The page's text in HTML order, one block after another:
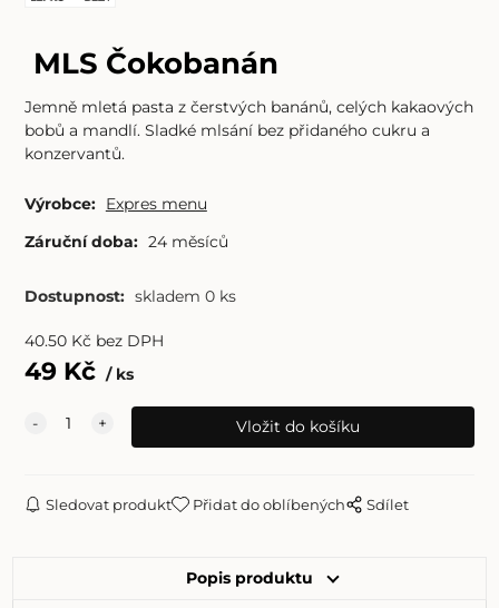
MLS Čokobanán
Jemně mletá pasta z čerstvých banánů, celých kakaových
bobů a mandlí. Sladké mlsání bez přidaného cukru a
konzervantů.
Výrobce: Expres menu
Záruční doba: 24 měsíců
Dostupnost: skladem 0 ks
40.50Kč bez DPH
49Kč ks
Sledovat produkt Přidat do oblíbených Sdílet
Popis produktu